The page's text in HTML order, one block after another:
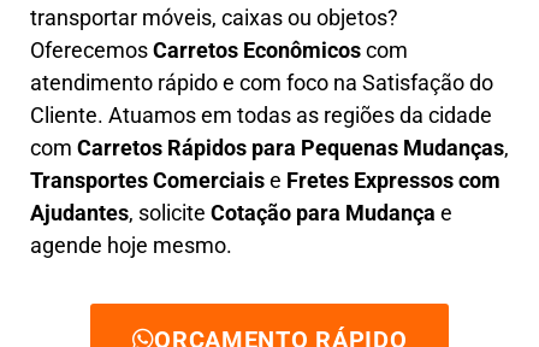
transportar móveis, caixas ou objetos?
OferecemosCarretos Econômicoscom
atendimento rápido e com foco na Satisfação do
Cliente. Atuamos em todas as regiões da cidade
com Carretos Rápidos para Pequenas Mudanças,
TransportesComerciaise Fretes Expressos com
Ajudantes, solicite Cotação para Mudança e
agende hoje mesmo.
ORÇAMENTO RÁPIDO